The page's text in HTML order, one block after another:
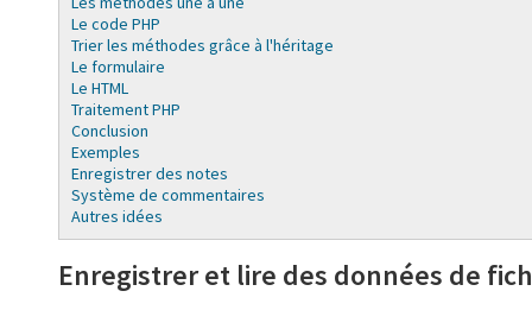
Le code PHP
Trier les méthodes grâce à l'héritage
Le formulaire
Le HTML
Traitement PHP
Conclusion
Exemples
Enregistrer des notes
Système de commentaires
Autres idées
Enregistrer et lire des données de